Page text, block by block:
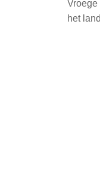
Vroege
het